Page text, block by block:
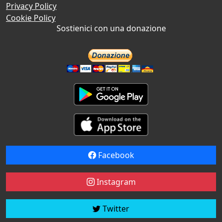
Privacy Policy
Cookie Policy
Sostienici con una donazione
Facebook
Instagram
Twitter